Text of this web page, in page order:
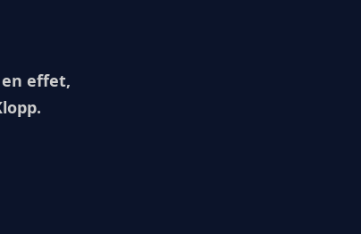
effet,